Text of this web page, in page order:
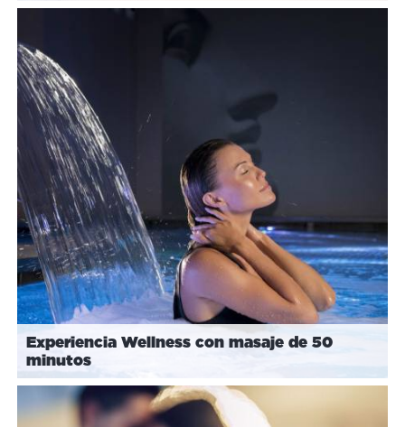
Experiencia Wellness con masaje de 50
minutos